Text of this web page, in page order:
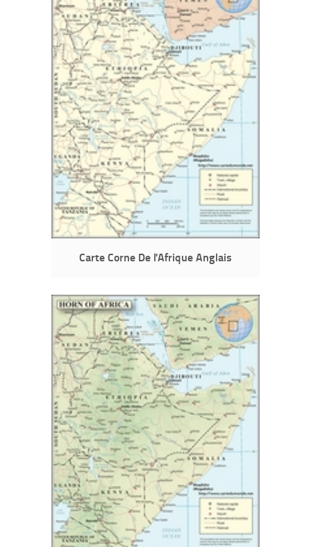
Carte Corne De l'Afrique Anglais